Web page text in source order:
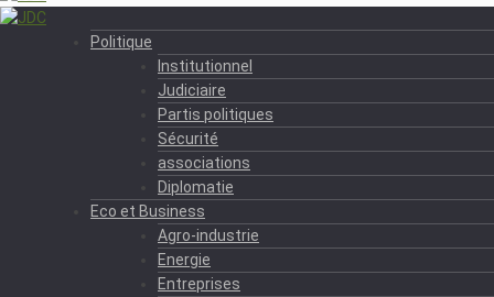
Politique
Institutionnel
Judiciaire
Partis politiques
Sécurité
associations
Diplomatie
Eco et Business
Agro-industrie
Energie
Entreprises